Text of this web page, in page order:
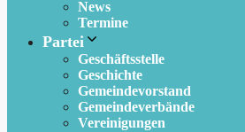
News
Termine
Partei
Geschäftsstelle
Geschichte
Gemeindevorstand
Gemeindeverbände
Vereinigungen